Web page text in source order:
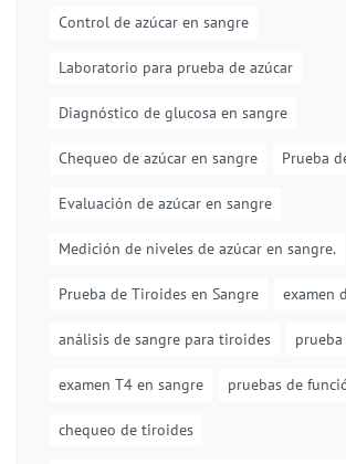
Control de azúcar en sangre
Laboratorio para prueba de azúcar
Diagnóstico de glucosa en sangre
Chequeo de azúcar en sangre Prueba
Evaluación de azúcar en sangre
Medición de niveles de azúcar en sangre.
Prueba de Tiroides en Sangre examen
análisis de sangre para tiroides prueba
examen T4 en sangre pruebas de
chequeo de tiroides